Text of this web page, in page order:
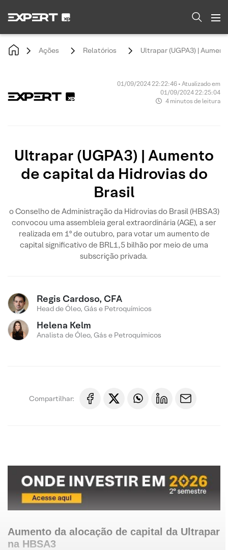
Ações Relatórios Ultrapar (UGPA3) |
01/09/2024 22:22:46 • Atualizado em
01/09/2024 22:25:04
4 minutos de leitura
Ultrapar (UGPA3) | Aumento
de capital da Hidrovias do
Brasil
o Conselho de Administração da Hidrovias do Brasil (HBSA3)
convocou uma assembleia geral extraordinária (AGE), a ser
realizada em 1º de outubro, para votar um aumento de
capital significativo de BRL1,5 bilhão por meio de uma
subscrição privada.
Regis Cardoso, CFA
Head de Óleo, Gás e Petroquímicos
Helena Kelm
Analista de Óleo, Gás e Petroquímicos
Compartilhar:
Aumento da alocação de capital da Ultrapar
na HBSA3